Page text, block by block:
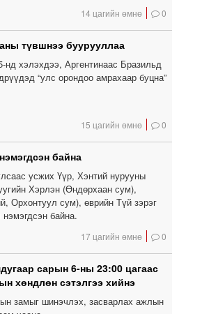
14 цагийн өмнө 0
түвшнээ буурууллаа
нд хэлэхдээ, Аргентинаас Бразильд
“улс орондоо амрахаар буцна”
15 цагийн өмнө 0
байна
усжих Үүр, Хэнтий нурууны
Хэрлэн (Өндөрхаан сум),
Орхонтуул сум), өврийн Түй зэрэг
байна.
17 цагийн өмнө 0
сарын 6-ны 23:00 цагаас
хөндлөн сэтэлгээ хийнэ
замыг шинэчлэх, засварлах ажлын